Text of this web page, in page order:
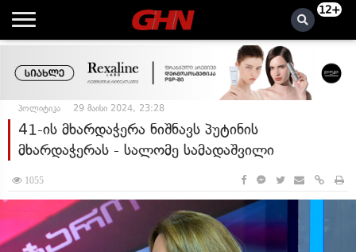
12+
პოლიტიკა 29 მაისი 2024, 23:28
41-ის მხარდაჭერა ნიშნავს პუტინის
მხარდაჭერას - სალომე სამადაშვილი
1055